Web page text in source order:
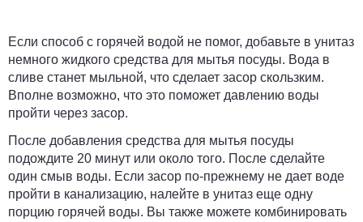
Если способ с горячей водой не помог, добавьте в унитаз
немного жидкого средства для мытья посуды. Вода в
сливе станет мыльной, что сделает засор скользким.
Вполне возможно, что это поможет давлению воды
пройти через засор.
После добавления средства для мытья посуды
подождите 20 минут или около того. После сделайте
один смыв воды. Если засор по-прежнему не дает воде
пройти в канализацию, налейте в унитаз еще одну
порцию горячей воды. Вы также можете комбинировать